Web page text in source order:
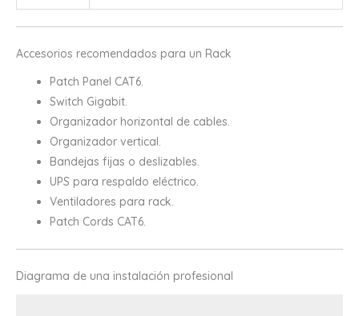
Accesorios recomendados para un Rack
Patch Panel CAT6.
Switch Gigabit.
Organizador horizontal de cables.
Organizador vertical.
Bandejas fijas o deslizables.
UPS para respaldo eléctrico.
Ventiladores para rack.
Patch Cords CAT6.
Diagrama de una instalación profesional